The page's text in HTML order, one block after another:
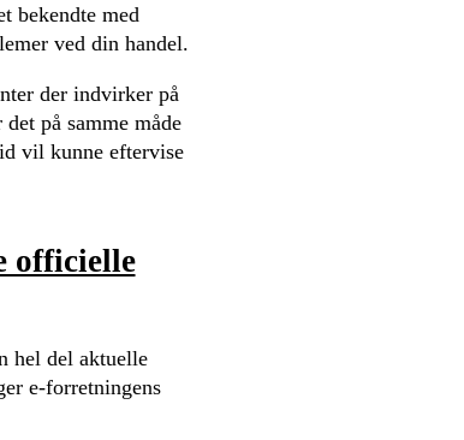
bekendte med
ved din handel.
der indvirker på
på samme måde
vil kunne eftervise
officielle
hel del aktuelle
e-forretningens